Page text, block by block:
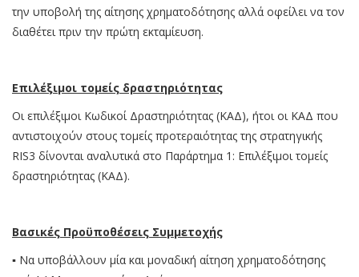
την υποβολή της αίτησης χρηματοδότησης αλλά οφείλει να τον
διαθέτει πριν την πρώτη εκταμίευση.
Επιλέξιμοι τομείς δραστηριότητας
Οι επιλέξιμοι Κωδικοί Δραστηριότητας (ΚΑΔ), ήτοι οι ΚΑΔ που
αντιστοιχούν στους τομείς προτεραιότητας της στρατηγικής
RIS3 δίνονται αναλυτικά στο Παράρτημα 1: Επιλέξιμοι τομείς
δραστηριότητας (ΚΑΔ).
Βασικές Προϋποθέσεις Συμμετοχής
▪ Να υποβάλλουν μία και μοναδική αίτηση χρηματοδότησης